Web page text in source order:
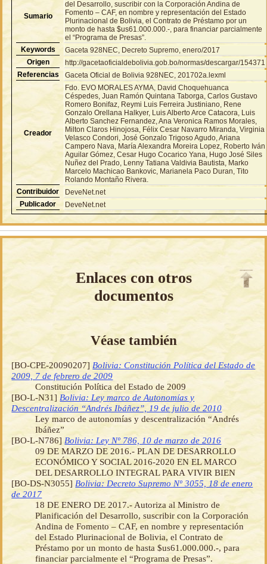
Sumario
del Desarrollo, suscribir con la Corporación Andina de
Fomento – CAF, en nombre y representación del Estado
Plurinacional de Bolivia, el Contrato de Préstamo por un
monto de hasta $us61.000.000.-, para financiar parcialmente
el “Programa de Presas”.
Keywords
Gaceta 928NEC, Decreto Supremo, enero/2017
Origen
http://gacetaoficialdebolivia.gob.bo/normas/descargar/154371
Referencias
Gaceta Oficial de Bolivia 928NEC, 201702a.lexml
Creador
Fdo. EVO MORALES AYMA, David Choquehuanca
Céspedes, Juan Ramón Quintana Taborga, Carlos Gustavo
Romero Bonifaz, Reymi Luis Ferreira Justiniano, Rene
Gonzalo Orellana Halkyer, Luis Alberto Arce Catacora, Luis
Alberto Sanchez Fernandez, Ana Veronica Ramos Morales,
Milton Claros Hinojosa, Félix Cesar Navarro Miranda, Virginia
Velasco Condori, José Gonzalo Trigoso Agudo, Ariana
Campero Nava, María Alexandra Moreira Lopez, Roberto Iván
Aguilar Gómez, Cesar Hugo Cocarico Yana, Hugo José Siles
Nuñez del Prado, Lenny Tatiana Valdivia Bautista, Marko
Marcelo Machicao Bankovic, Marianela Paco Duran, Tito
Rolando Montaño Rivera.
Contribuidor
DeveNet.net
Publicador
DeveNet.net
Enlaces con otros
documentos
Véase también
[BO-CPE-20090207] Bolivia: Constitución Política del Estado de
2009, 7 de febrero de 2009
Constitución Política del Estado de 2009
[BO-L-N31] Bolivia: Ley marco de Autonomías y
Descentralización “Andrés Ibáñez”, 19 de julio de 2010
Ley marco de autonomías y descentralización “Andrés
Ibáñez”
[BO-L-N786] Bolivia: Ley Nº 786, 10 de marzo de 2016
09 DE MARZO DE 2016.- PLAN DE DESARROLLO
ECONÓMICO Y SOCIAL 2016-2020 EN EL MARCO
DEL DESARROLLO INTEGRAL PARA VIVIR BIEN
[BO-DS-N3055] Bolivia: Decreto Supremo Nº 3055, 18 de enero
de 2017
18 DE ENERO DE 2017.- Autoriza al Ministro de
Planificación del Desarrollo, suscribir con la Corporación
Andina de Fomento – CAF, en nombre y representación
del Estado Plurinacional de Bolivia, el Contrato de
Préstamo por un monto de hasta $us61.000.000.-, para
financiar parcialmente el “Programa de Presas”.